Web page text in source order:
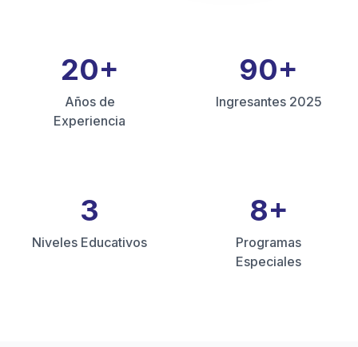
20+
Años de
Experiencia
90+
Ingresantes 2025
3
Niveles Educativos
8+
Programas
Especiales